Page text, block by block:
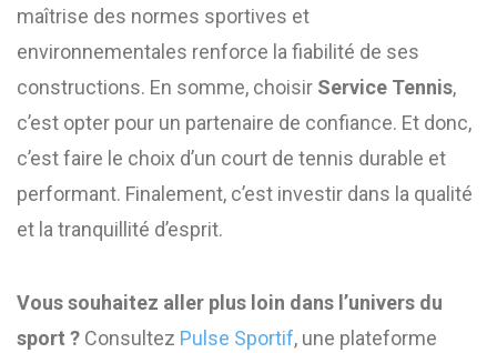
maîtrise des normes sportives et
environnementales renforce la fiabilité de ses
constructions. En somme, choisir Service Tennis,
c’est opter pour un partenaire de confiance. Et donc,
c’est faire le choix d’un court de tennis durable et
performant. Finalement, c’est investir dans la qualité
et la tranquillité d’esprit.
Vous souhaitez aller plus loin dans l’univers du
sport ? Consultez Pulse Sportif, une plateforme